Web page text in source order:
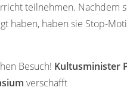
teilnehmen. Nachdem
haben, haben sie Stop-
Besuch! Kultusminister
verschafft